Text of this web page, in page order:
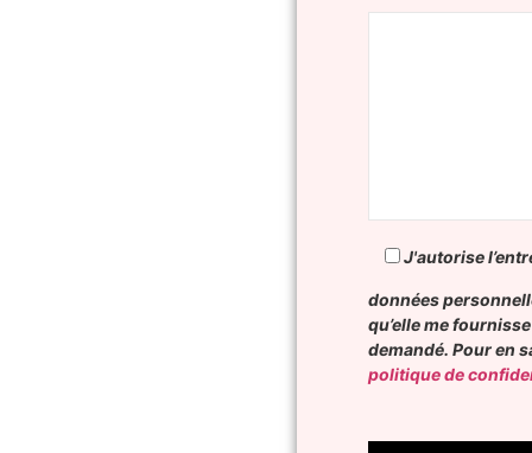
J'autorise
données
qu’elle me
demandé. Pour en
politique de